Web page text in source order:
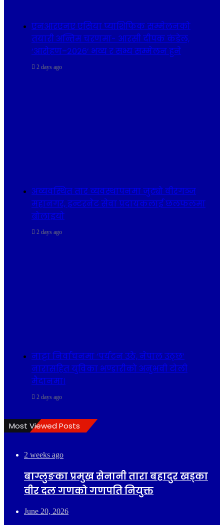
एनआरएनए एसिया प्याशिफिक सम्मेलनको
तयारी अन्तिम चरणमा- आरसी दीपक कंडेल,
‘आरोहण–२०२६’ भव्य र सभ्य सम्मेलन हुने
2 days ago
अव्यवस्थित तार व्यवस्थापनमा जुट्यो वीरगञ्ज
महानगर, इन्टरनेट सेवा प्रदायकलाई छलफलमा
बोलाइयो
2 days ago
नाट्टा निर्वाचनमा ‘पर्यटन उठे, नेपाल उठ्छ’
नारासहित युविका भण्डारीको अनुभवी टोली
मैदानमा।
2 days ago
Most Viewed Posts
2 weeks ago
बाग्लुङका प्रमुख सेनानी तारा बहादुर खड्का
वीर दल गणको गणपति नियुक्त
June 20, 2026